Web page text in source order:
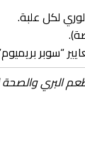
“سوبر
البري والصحة